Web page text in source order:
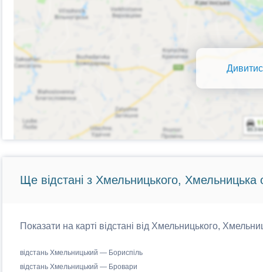
Ще відстані з Хмельницького, Хмельницька
Показати на карті відстані від Хмельницького,
відстань Хмельницький — Бориспіль
відстань Хмельницький — Бровари